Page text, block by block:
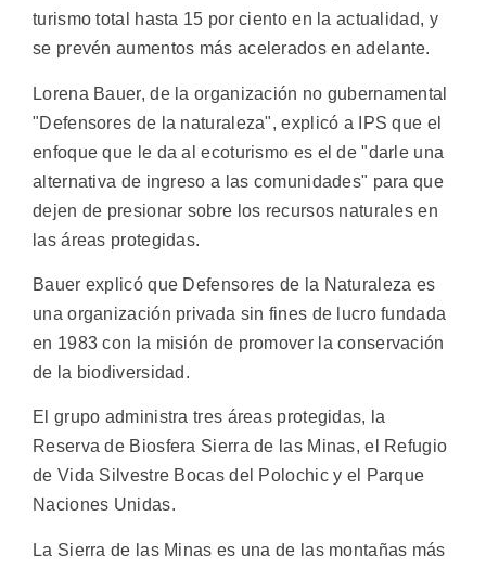
turismo total hasta 15 por ciento en la actualidad, y
se prevén aumentos más acelerados en adelante.
Lorena Bauer, de la organización no gubernamental
"Defensores de la naturaleza", explicó a IPS que el
enfoque que le da al ecoturismo es el de "darle una
alternativa de ingreso a las comunidades" para que
dejen de presionar sobre los recursos naturales en
las áreas protegidas.
Bauer explicó que Defensores de la Naturaleza es
una organización privada sin fines de lucro fundada
en 1983 con la misión de promover la conservación
de la biodiversidad.
El grupo administra tres áreas protegidas, la
Reserva de Biosfera Sierra de las Minas, el Refugio
de Vida Silvestre Bocas del Polochic y el Parque
Naciones Unidas.
La Sierra de las Minas es una de las montañas más